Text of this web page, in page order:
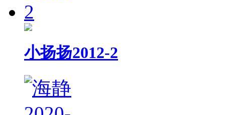
小扬扬2012-2